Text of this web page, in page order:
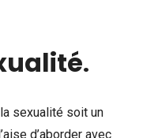
.
sexualité soit un
d’aborder avec